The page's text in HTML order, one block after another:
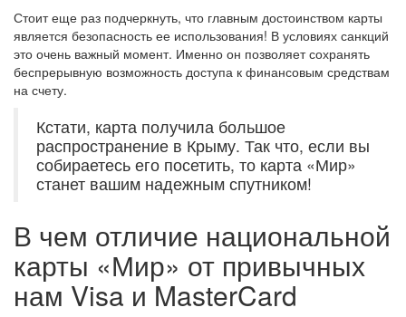
Стоит еще раз подчеркнуть, что главным достоинством карты
является безопасность ее использования! В условиях санкций
это очень важный момент. Именно он позволяет сохранять
беспрерывную возможность доступа к финансовым средствам
на счету.
Кстати, карта получила большое
распространение в Крыму. Так что, если вы
собираетесь его посетить, то карта «Мир»
станет вашим надежным спутником!
В чем отличие национальной
карты «Мир» от привычных
нам Visa и MasterCard